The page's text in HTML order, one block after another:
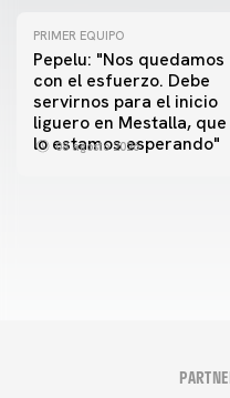
PRIMER EQUIPO
Pepelu: "Nos quedamos
con el esfuerzo. Debe
servirnos para el inicio
liguero en Mestalla, que
lo estamos esperando"
08 agosto 2026
PRIMER EQUIPO
Las fotos del Valencia
PRIMER EQUIPO
MESTALLA 📍